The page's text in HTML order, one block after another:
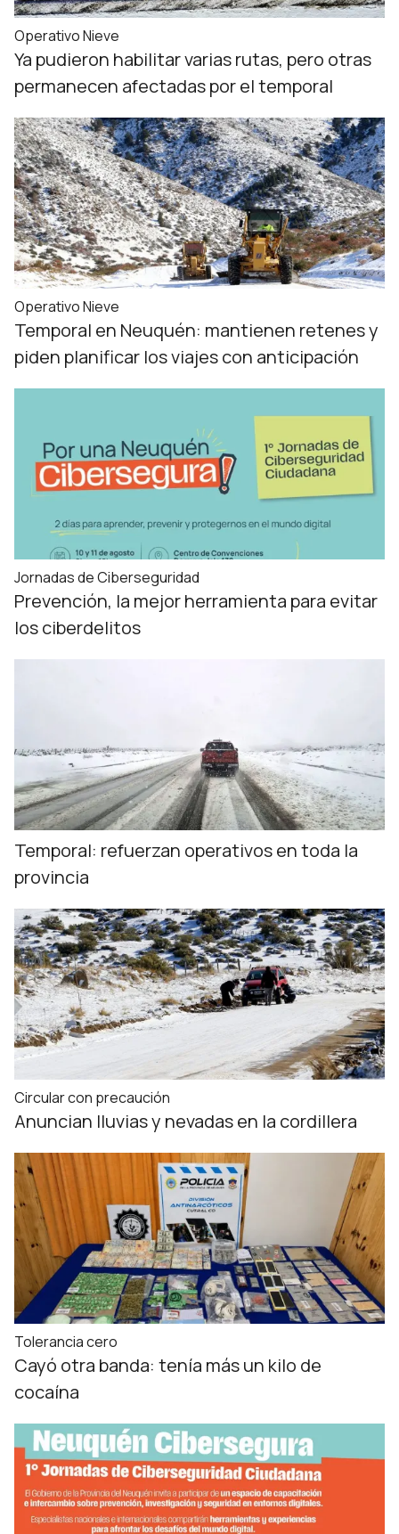
Operativo Nieve
Ya pudieron habilitar varias rutas, pero otras
permanecen afectadas por el temporal
Operativo Nieve
Temporal en Neuquén: mantienen retenes y
piden planificar los viajes con anticipación
Jornadas de Ciberseguridad
Prevención, la mejor herramienta para evitar
los ciberdelitos
Temporal: refuerzan operativos en toda la
provincia
Circular con precaución
Anuncian lluvias y nevadas en la cordillera
Tolerancia cero
Cayó otra banda: tenía más un kilo de
cocaína